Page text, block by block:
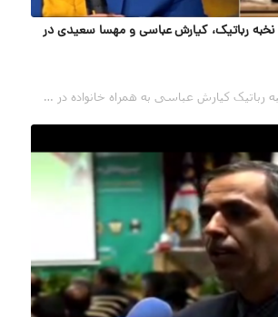
رباتیک، کیارش عباسی و مهسا سعیدی در
رباتیک کیارش عباسی به همراه خانواده در …